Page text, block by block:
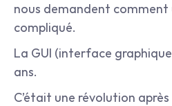
nous demandent comment
compliqué.
La GUI (interface
ans.
C’était une révolution